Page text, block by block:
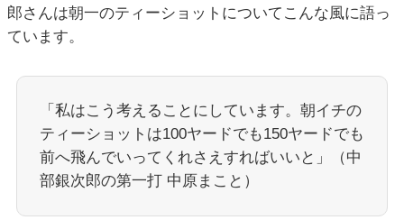
郎さんは朝一のティーショットについてこんな風に語っ
ています。
「私はこう考えることにしています。朝イチの
ティーショットは100ヤードでも150ヤードでも
前へ飛んでいってくれさえすればいいと」（中
部銀次郎の第一打 中原まこと）